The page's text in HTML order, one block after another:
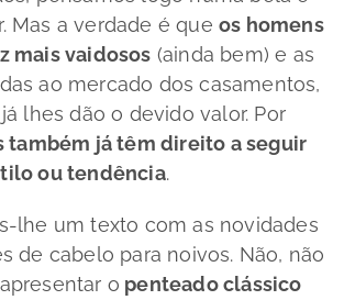
Mas a verdade é queos homens
mais vaidosos (ainda bem) e as
ao mercado dos casamentos,
lhes dão o devido valor. Por
também já têm direito a seguir
ou tendência.
lhe um texto com as novidades
de cabelo para noivos. Não, não
o penteado clássico